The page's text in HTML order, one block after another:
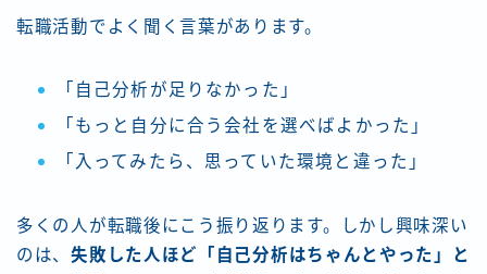
転職活動でよく聞く言葉があります。
「自己分析が足りなかった」
「もっと自分に合う会社を選べばよかった」
「入ってみたら、思っていた環境と違った」
多くの人が転職後にこう振り返ります。しかし興味深い
のは、失敗した人ほど「自己分析はちゃんとやった」と